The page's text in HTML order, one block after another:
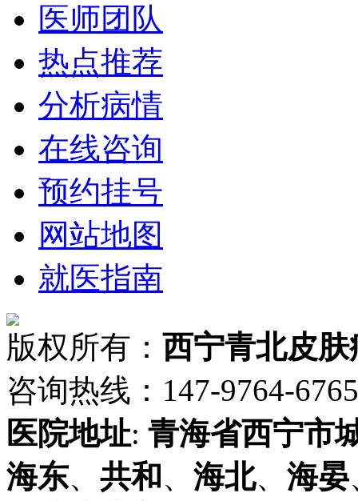
医师团队
热点推荐
分析病情
在线咨询
预约挂号
网站地图
就医指南
版权所有： 西宁青北皮肤
咨询热线：147-9764-
医院地址: 青海省西宁市
海东、 共和 、 海北、 海晏